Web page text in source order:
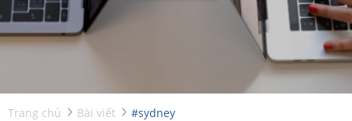
Trang chủ Bài viết #sydney